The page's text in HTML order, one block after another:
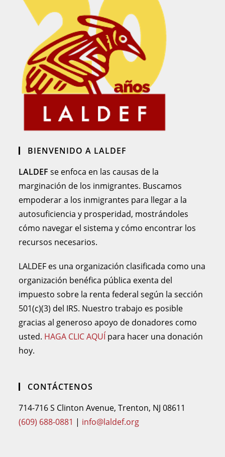
BIENVENIDO A LALDEF
LALDEF se enfoca en las causas de la
marginación de los inmigrantes. Buscamos
empoderar a los inmigrantes para llegar a la
autosuficiencia y prosperidad, mostrándoles
cómo navegar el sistema y cómo encontrar los
recursos necesarios.
LALDEF es una organización clasificada como una
organización benéfica pública exenta del
impuesto sobre la renta federal según la sección
501(c)(3) del IRS. Nuestro trabajo es posible
gracias al generoso apoyo de donadores como
usted. HAGA CLIC AQUÍ para hacer una donación
hoy.
CONTÁCTENOS
714-716 S Clinton Avenue, Trenton, NJ 08611
(609) 688-0881 | info@laldef.org